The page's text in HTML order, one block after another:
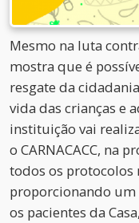
Mesmo na luta
mostra que é
resgate da
vida das crianças e
instituição vai
o CARNACACC, na
todos os protocolos
proporcionando um
os pacientes da